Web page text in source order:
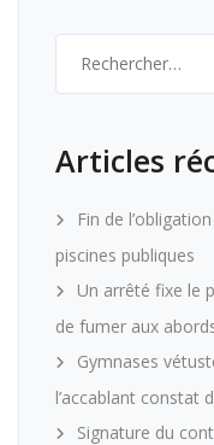
Articles
Fin de
piscines publiques
Un arrêté fixe le
de fumer aux
Gymnases
l’accablant constat
Signature du